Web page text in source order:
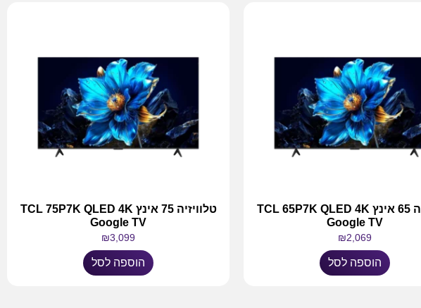
טלוויזיה 65 אינץ TCL 65P7K QLED 4K
Google TV
₪2,069
הוספה לסל
טלוויזיה 75 אינץ TCL 75P7K QLED 4K
Google TV
₪3,099
הוספה לסל